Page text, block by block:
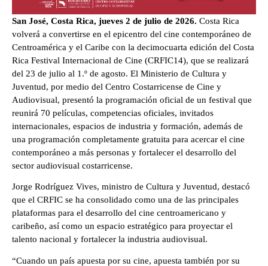
San José, Costa Rica, jueves 2 de julio de 2026. Costa Rica
volverá a convertirse en el epicentro del cine contemporáneo de
Centroamérica y el Caribe con la decimocuarta edición del Costa
Rica Festival Internacional de Cine (CRFIC14), que se realizará
del 23 de julio al 1.º de agosto. El Ministerio de Cultura y
Juventud, por medio del Centro Costarricense de Cine y
Audiovisual, presentó la programación oficial de un festival que
reunirá 70 películas, competencias oficiales, invitados
internacionales, espacios de industria y formación, además de
una programación completamente gratuita para acercar el cine
contemporáneo a más personas y fortalecer el desarrollo del
sector audiovisual costarricense.
Jorge Rodríguez Vives, ministro de Cultura y Juventud, destacó
que el CRFIC se ha consolidado como una de las principales
plataformas para el desarrollo del cine centroamericano y
caribeño, así como un espacio estratégico para proyectar el
talento nacional y fortalecer la industria audiovisual.
“Cuando un país apuesta por su cine, apuesta también por su